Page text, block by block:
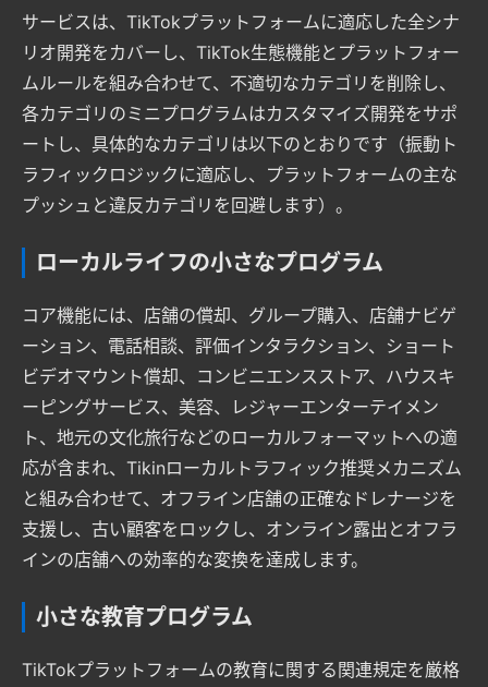
サービスは、TikTokプラットフォームに適応した全シナ
リオ開発をカバーし、TikTok生態機能とプラットフォー
ムルールを組み合わせて、不適切なカテゴリを削除し、
各カテゴリのミニプログラムはカスタマイズ開発をサポ
ートし、具体的なカテゴリは以下のとおりです（振動ト
ラフィックロジックに適応し、プラットフォームの主な
プッシュと違反カテゴリを回避します）。
ローカルライフの小さなプログラム
コア機能には、店舗の償却、グループ購入、店舗ナビゲ
ーション、電話相談、評価インタラクション、ショート
ビデオマウント償却、コンビニエンスストア、ハウスキ
ーピングサービス、美容、レジャーエンターテイメン
ト、地元の文化旅行などのローカルフォーマットへの適
応が含まれ、Tikinローカルトラフィック推奨メカニズム
と組み合わせて、オフライン店舗の正確なドレナージを
支援し、古い顧客をロックし、オンライン露出とオフラ
インの店舗への効率的な変換を達成します。
小さな教育プログラム
TikTokプラットフォームの教育に関する関連規定を厳格